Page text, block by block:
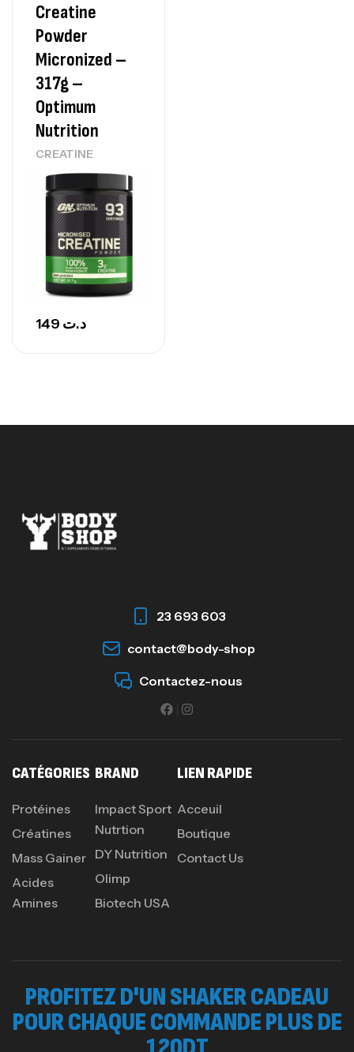
Creatine
Powder
Micronized –
317g –
Optimum
Nutrition
CREATINE
د.ت
23 693 603
contact@body-shop
Contactez-nous
CATÉGORIES
Protéines
Créatines
Mass Gainer
Acides
Amines
BRAND
Impact Sport
Nutrtion
DY Nutrition
Olimp
Biotech USA
LIEN RAPIDE
Acceuil
Boutique
Contact Us
PROFITEZ D'UN SHAKER CADEAU
POUR CHAQUE COMMANDE PLUS DE